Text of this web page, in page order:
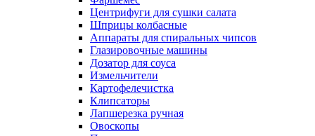
Центрифуги для сушки салата
Шприцы колбасные
Аппараты для спиральных чипсов
Глазировочные машины
Дозатор для соуса
Измельчители
Картофелечистка
Клипсаторы
Лапшерезка ручная
Овоскопы